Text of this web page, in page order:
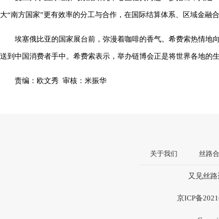
大“南方国家”更有效率的分工与合作，在国际结算体系、区域金融
埃塞俄比亚的国家展台前，弥漫着咖啡的香气。希费索热情地
送到中国消费者手中。希费索表示，举办链博会正是将世界各地
责编：欧文秀 审核：米振华
关于我们 丝路
又见丝
京ICP备